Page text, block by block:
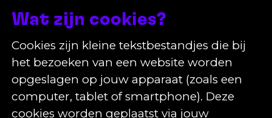
Wat zijn cookies?
Cookies zijn kleine tekstbestandjes die bij
het bezoeken van een website worden
opgeslagen op jouw apparaat (zoals een
computer, tablet of smartphone). Deze
cookies worden geplaatst via jouw